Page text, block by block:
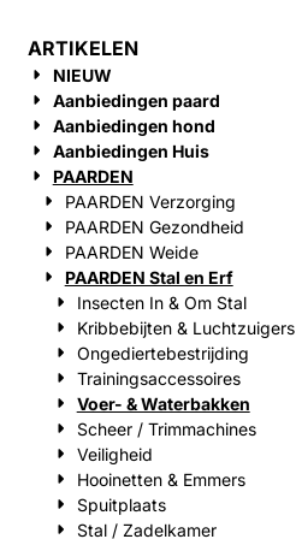
ARTIKELEN
NIEUW
Aanbiedingen paard
Aanbiedingen hond
Aanbiedingen Huis
PAARDEN
PAARDEN Verzorging
PAARDEN Gezondheid
PAARDEN Weide
PAARDEN Stal en Erf
Insecten In & Om Stal
Kribbebijten & Luchtzuigers
Ongediertebestrijding
Trainingsaccessoires
Voer- & Waterbakken
Scheer / Trimmachines
Veiligheid
Hooinetten & Emmers
Spuitplaats
Stal / Zadelkamer